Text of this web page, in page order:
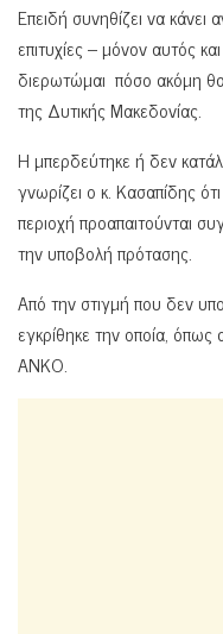
Επειδή συνηθίζει να κάνει
επιτυχίες – μόνον αυτός
διερωτώμαι πόσο ακόμη θα
της Δυτικής Μακεδονίας.
Η μπερδεύτηκε ή δεν
γνωρίζει ο κ. Κασαπίδης
περιοχή προαπαιτούνται
την υποβολή πρότασης.
Από την στιγμή που δεν
εγκρίθηκε την οποία, όπως
ΑΝΚΟ.